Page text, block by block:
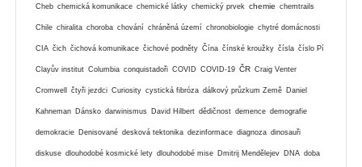
Cheb chemická komunikace chemické látky chemický prvek chemie chemtrails
Chile chiralita choroba chování chráněná území chronobiologie chytré domácnosti
CIA čich čichová komunikace čichové podněty Čína čínské kroužky čísla číslo Pí
Clayův institut Columbia conquistadoři COVID COVID-19 ČR Craig Venter
Cromwell čtyři jezdci Curiosity cystická fibróza dálkový průzkum Země Daniel
Kahneman Dánsko darwinismus David Hilbert dědičnost demence demografie
demokracie Denisované desková tektonika dezinformace diagnoza dinosauři
diskuse dlouhodobé kosmické lety dlouhodobé mise Dmitrij Mendělejev DNA doba